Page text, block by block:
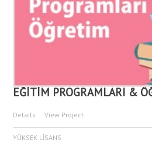
EĞİTİM PROGRAMLARI &
Details View Project
YÜKSEK LİSANS